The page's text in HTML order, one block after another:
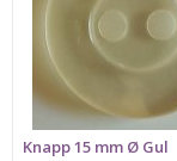
Knapp 15 mm Ø Gul